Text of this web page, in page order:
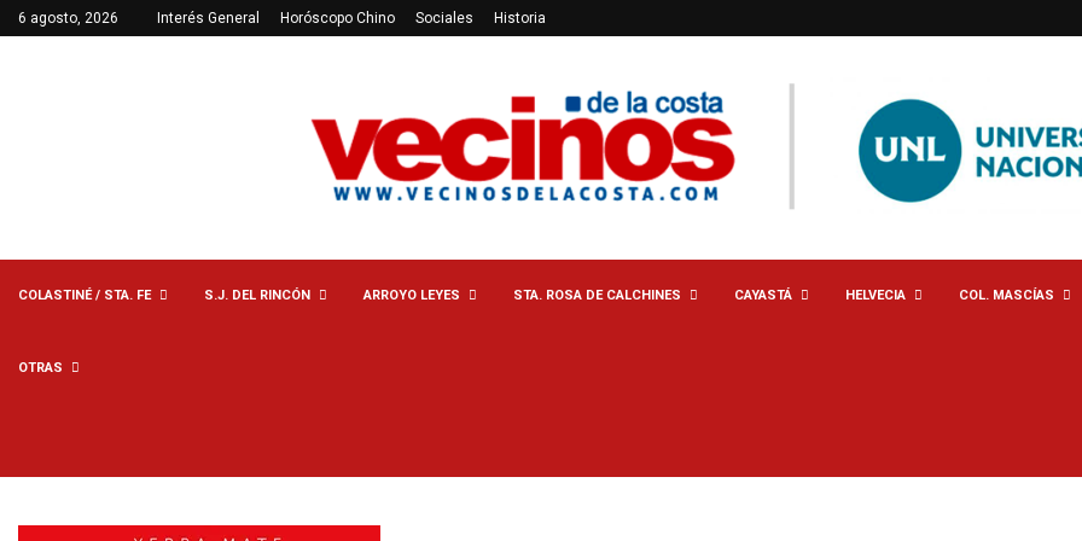
6 agosto, 2026 Interés General Horóscopo Chino Sociales Historia
COLASTINÉ / STA. FE S.J. DEL RINCÓN ARROYO LEYES STA. ROSA DE CALCHINES CAYASTÁ HELVECIA COL. MASCÍAS
OTRAS